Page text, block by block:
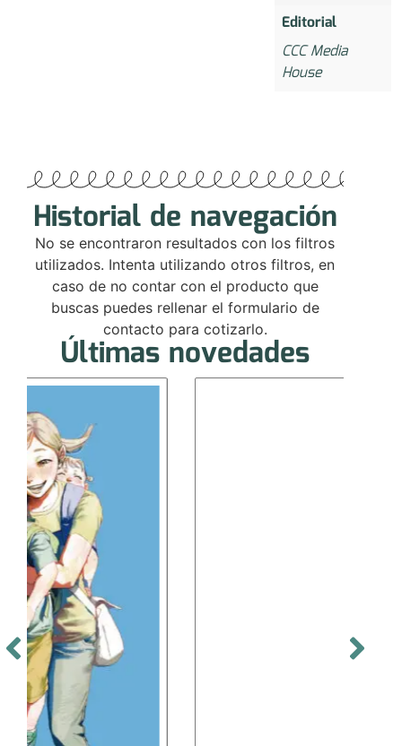
Editorial
CCC Media
House
Historial de navegación
No se encontraron resultados con los filtros
utilizados. Intenta utilizando otros filtros, en
caso de no contar con el producto que
buscas puedes rellenar el formulario de
contacto para cotizarlo.
Últimas novedades